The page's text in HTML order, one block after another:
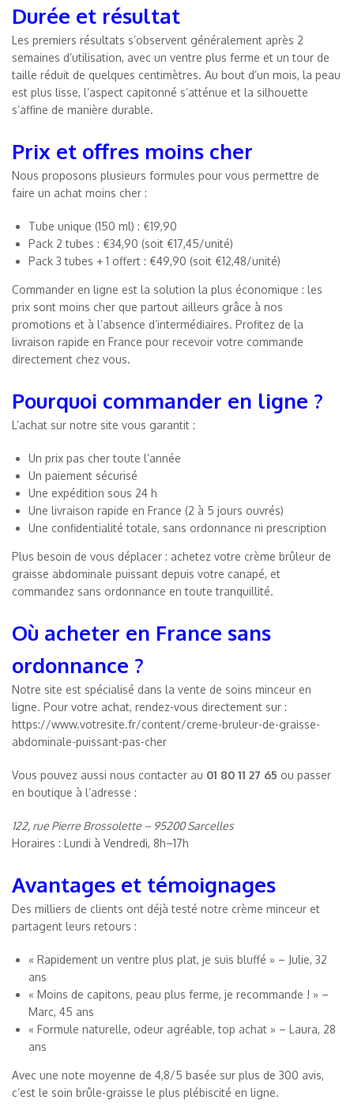
Durée et résultat
Les premiers résultats s’observent généralement après 2
semaines d’utilisation, avec un ventre plus ferme et un tour de
taille réduit de quelques centimètres. Au bout d’un mois, la peau
est plus lisse, l’aspect capitonné s’atténue et la silhouette
s’affine de manière durable.
Prix et offres moins cher
Nous proposons plusieurs formules pour vous permettre de
faire un achat moins cher :
Tube unique (150 ml) : €19,90
Pack 2 tubes : €34,90 (soit €17,45/unité)
Pack 3 tubes + 1 offert : €49,90 (soit €12,48/unité)
Commander en ligne est la solution la plus économique : les
prix sont moins cher que partout ailleurs grâce à nos
promotions et à l’absence d’intermédiaires. Profitez de la
livraison rapide en France pour recevoir votre commande
directement chez vous.
Pourquoi commander en ligne ?
L’achat sur notre site vous garantit :
Un prix pas cher toute l’année
Un paiement sécurisé
Une expédition sous 24 h
Une livraison rapide en France (2 à 5 jours ouvrés)
Une confidentialité totale, sans ordonnance ni prescription
Plus besoin de vous déplacer : achetez votre crème brûleur de
graisse abdominale puissant depuis votre canapé, et
commandez sans ordonnance en toute tranquillité.
Où acheter en France sans
ordonnance ?
Notre site est spécialisé dans la vente de soins minceur en
ligne. Pour votre achat, rendez-vous directement sur :
https://www.votresite.fr/content/creme-bruleur-de-graisse-
abdominale-puissant-pas-cher
Vous pouvez aussi nous contacter au 01 80 11 27 65 ou passer
en boutique à l’adresse :
122, rue Pierre Brossolette – 95200 Sarcelles
Horaires : Lundi à Vendredi, 8h–17h
Avantages et témoignages
Des milliers de clients ont déjà testé notre crème minceur et
partagent leurs retours :
« Rapidement un ventre plus plat, je suis bluffé » – Julie, 32
ans
« Moins de capitons, peau plus ferme, je recommande ! » –
Marc, 45 ans
« Formule naturelle, odeur agréable, top achat » – Laura, 28
ans
Avec une note moyenne de 4,8/5 basée sur plus de 300 avis,
c’est le soin brûle-graisse le plus plébiscité en ligne.